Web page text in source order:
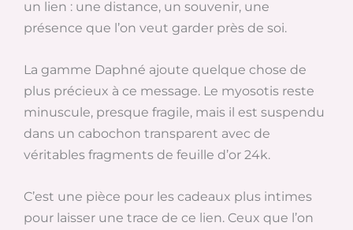
un lien : une distance, un souvenir, une
présence que l’on veut garder près de soi.
La gamme Daphné ajoute quelque chose de
plus précieux à ce message. Le myosotis reste
minuscule, presque fragile, mais il est suspendu
dans un cabochon transparent avec de
véritables fragments de feuille d’or 24k.
C’est une pièce pour les cadeaux plus intimes
pour laisser une trace de ce lien. Ceux que l’on